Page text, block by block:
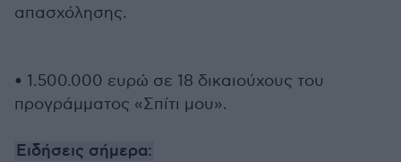
απασχόλησης.
• 1.500.000 ευρώ σε 18 δικαιούχους του
προγράμματος «Σπίτι μου».
Ειδήσεις σήμερα: